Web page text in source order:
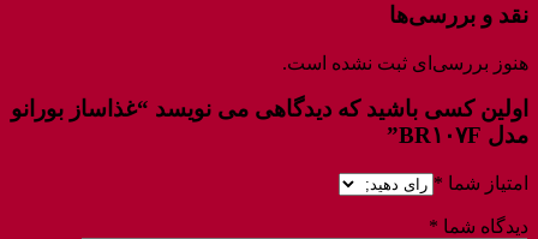
نقد و بررسی‌ها
هنوز بررسی‌ای ثبت نشده است.
اولین کسی باشید که دیدگاهی می نویسد “غذاساز بورانو
مدل BR۱۰۷F”
امتیاز شما *
دیدگاه شما *